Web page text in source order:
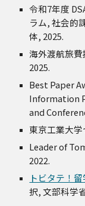
令和7年度
ラム, 社会的
体, 2025.
海外渡航旅
2025.
Best Paper
Information
and
東京工業大
Leader of
2022.
トビタテ！
択, 文部科学